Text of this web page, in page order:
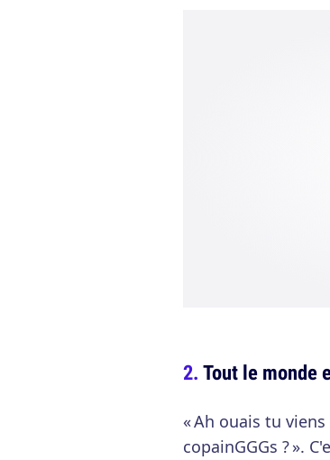
Tout le monde
« Ah ouais tu
copainGGGs ? ».